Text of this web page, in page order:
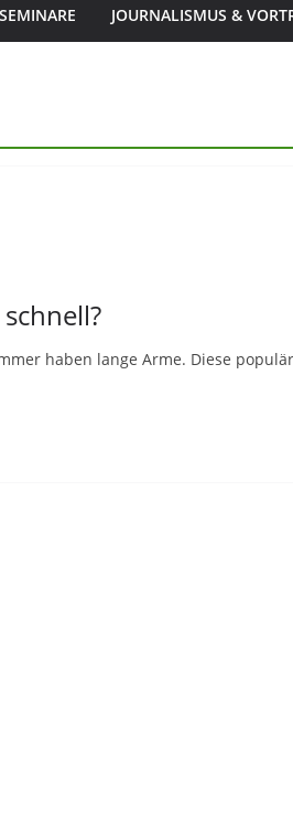
JOURNALISMUS &
haben lange Arme. Diese